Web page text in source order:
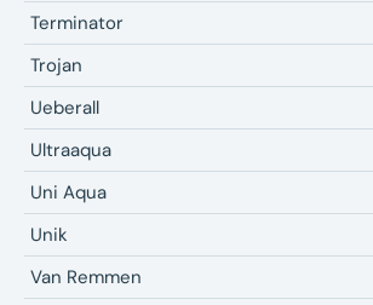
Terminator
Trojan
Ueberall
Ultraaqua
Uni Aqua
Unik
Van Remmen